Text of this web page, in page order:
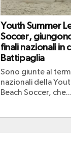
Youth Summer
Soccer,
finali nazionali in
Battipaglia
Sono giunte al
nazionali della
Beach Soccer, che...